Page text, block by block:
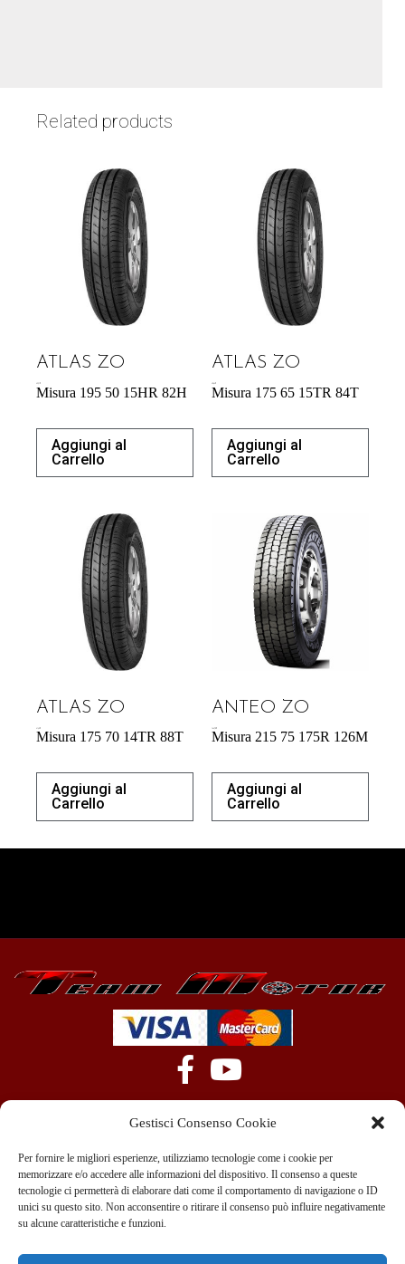
Gestisci Consenso Cookie
Per fornire le migliori esperienze, utilizziamo tecnologie come i cookie per
memorizzare e/o accedere alle informazioni del dispositivo. Il consenso a queste
tecnologie ci permetterà di elaborare dati come il comportamento di navigazione o ID
unici su questo sito. Non acconsentire o ritirare il consenso può influire negativamente
su alcune caratteristiche e funzioni.
Related products
ATLAS ZO
Misura 195 50 15HR 82H
Aggiungi al
Carrello
ATLAS ZO
Misura 175 65 15TR 84T
Aggiungi al
Carrello
ATLAS ZO
Misura 175 70 14TR 88T
Aggiungi al
Carrello
ANTEO ZO
Misura 215 75 175R 126M
Aggiungi al
Carrello
+39 351 970 89 33
info@teammotor.it